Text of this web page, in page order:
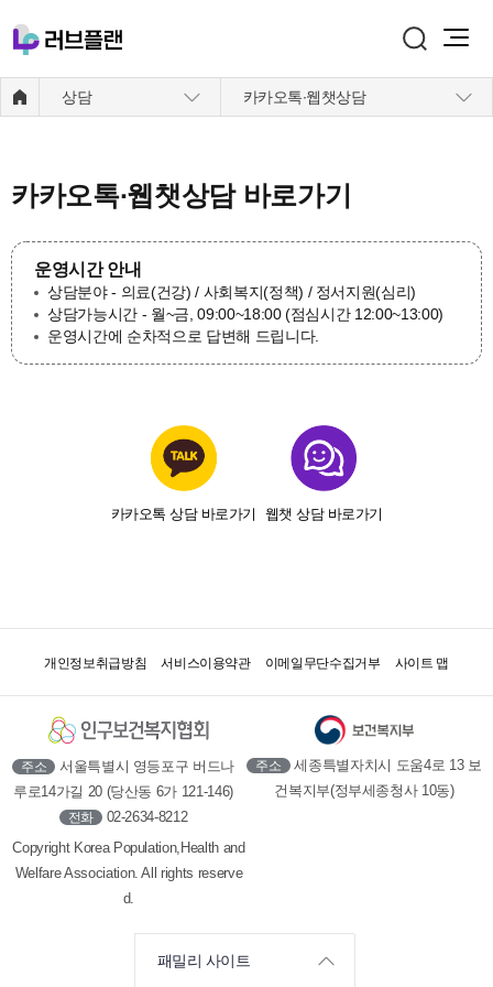
상담 카카오톡∙웹챗상담
카카오톡∙웹챗상담 바로가기
운영시간 안내
상담분야 - 의료(건강) / 사회복지(정책) / 정서지원(심리)
상담가능시간 - 월~금, 09:00~18:00 (점심시간 12:00~13:00)
운영시간에 순차적으로 답변해 드립니다.
카카오톡 상담 바로가기 웹챗 상담 바로가기
개인정보취급방침 서비스이용약관 이메일무단수집거부 사이트 맵
주소
서울특별시 영등포구 버드나
루로14가길 20 (당산동 6가 121-146)
전화 02-2634-8212
Copyright Korea Population,Health and
Welfare Association. All rights reserve
d.
주소
세종특별자치시 도움4로 13 보
건복지부(정부세종청사 10동)
패밀리 사이트